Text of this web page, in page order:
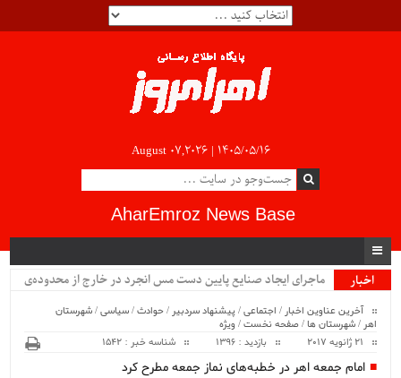
August 07,2026 | ۱۴۰۵/۰۵/۱۶
AharEmroz News Base
اخبار
سیب .
آخرین عناوین اخبار / اجتماعی/پیشنهاد سردبیر /حوادث/سیاسی/شهرستان
اهر /شهرستان ها/صفحه نخست/ ویژه
بازدید : 1396 شناسه خبر : 1542
امام جمعه اهر در خطبه‌های نماز جمعه مطرح کرد